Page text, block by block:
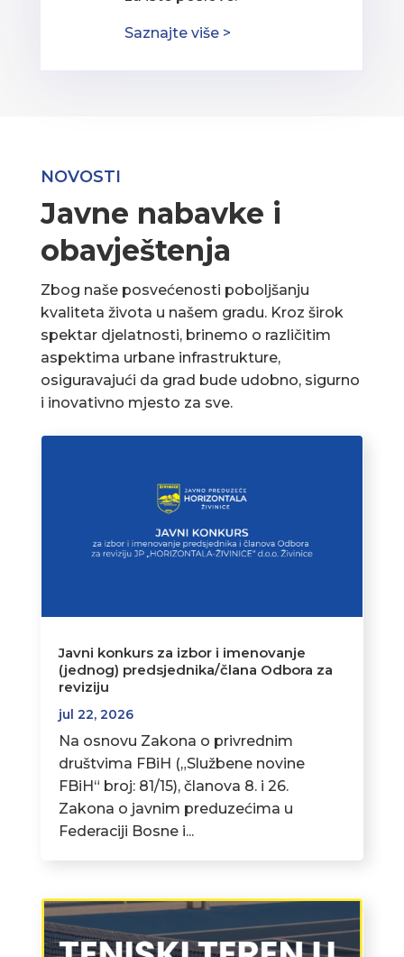
Saznajte više >
NOVOSTI
Javne nabavke i
obavještenja
Zbog naše posvećenosti poboljšanju
kvaliteta života u našem gradu. Kroz širok
spektar djelatnosti, brinemo o različitim
aspektima urbane infrastrukture,
osiguravajući da grad bude udobno, sigurno
i inovativno mjesto za sve.
Javni konkurs za izbor i imenovanje
(jednog) predsjednika/člana Odbora za
reviziju
jul 22, 2026
Na osnovu Zakona o privrednim
društvima FBiH („Službene novine
FBiH“ broj: 81/15), članova 8. i 26.
Zakona o javnim preduzećima u
Federaciji Bosne i...